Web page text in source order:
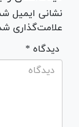
نشانی ایمیل
علامت‌گذاری
* دیدگاه